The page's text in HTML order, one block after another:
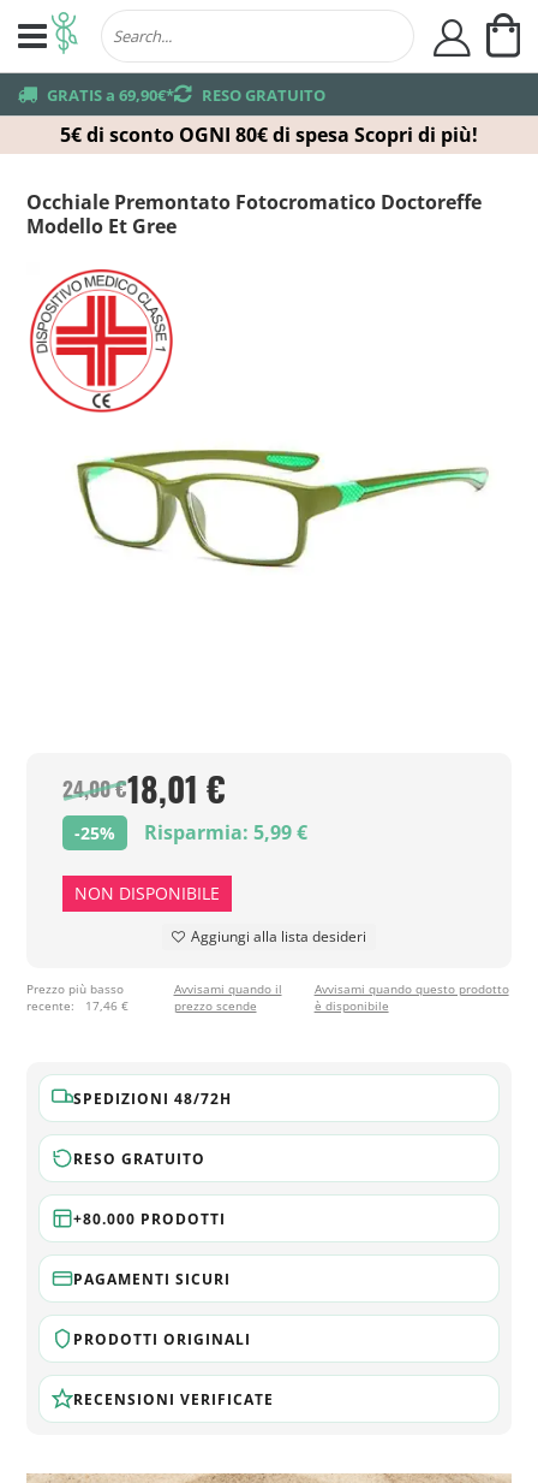
5€ di sconto OGNI 80€ di spesa Scopri di più!
truck GRATIS a 69,90€*returns RESO GRATUITO
user
Occhiale Premontato Fotocromatico Doctoreffe
Modello Et Gree
24,00 €18,01 €
-25% Risparmia: 5,99 €
NON DISPONIBILE
Aggiungi alla lista desideri
Prezzo più basso
recente:
17,46 €
Avvisami quando il
prezzo scende
Avvisami quando questo prodotto
è disponibile
SPEDIZIONI 48/72H
RESO GRATUITO
+80.000 PRODOTTI
PAGAMENTI SICURI
PRODOTTI ORIGINALI
RECENSIONI VERIFICATE